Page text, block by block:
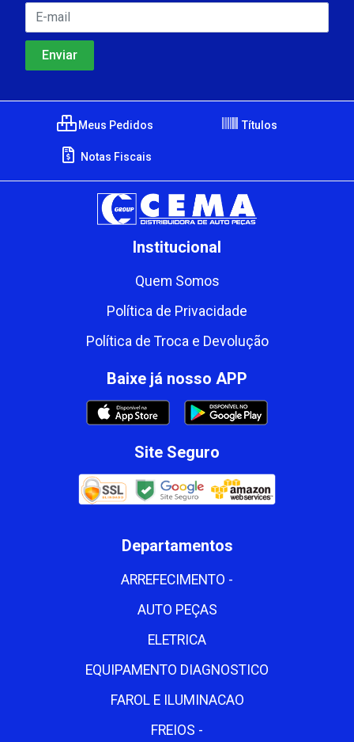
Meus Pedidos Títulos
Notas Fiscais
Institucional
Quem Somos
Política de Privacidade
Política de Troca e Devolução
Baixe já nosso APP
Site Seguro
Departamentos
ARREFECIMENTO -
AUTO PEÇAS
ELETRICA
EQUIPAMENTO DIAGNOSTICO
FAROL E ILUMINACAO
FREIOS -